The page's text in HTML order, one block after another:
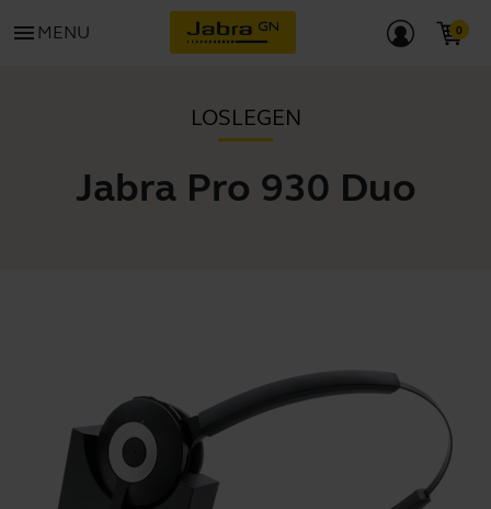
menu MENU
LOSLEGEN
Jabra Pro 930 Duo